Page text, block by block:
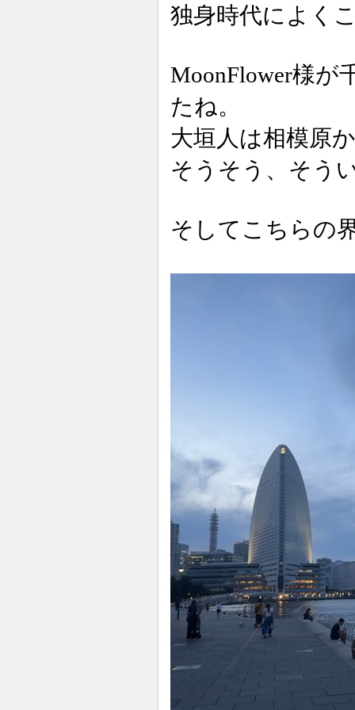
独身時代によく
MoonFlower様が
たね。
大垣人は相模原
そうそう、そう
そしてこちらの